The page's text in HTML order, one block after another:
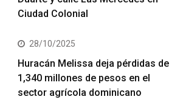
Ciudad Colonial
28/10/2025
Huracán Melissa deja pérdidas de
1,340 millones de pesos en el
sector agrícola dominicano